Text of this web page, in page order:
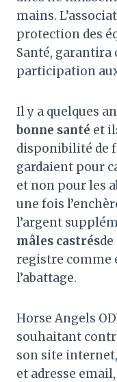
mains.
protection des
Santé, garantira
participation
Il y a quelques
bonne santé et
disponibilité de
gardaient pour
et non pour les
une fois
l’argent
mâles castrés
registre comme
l’abattage.
Horse Angels
souhaitant
son site
et adresse